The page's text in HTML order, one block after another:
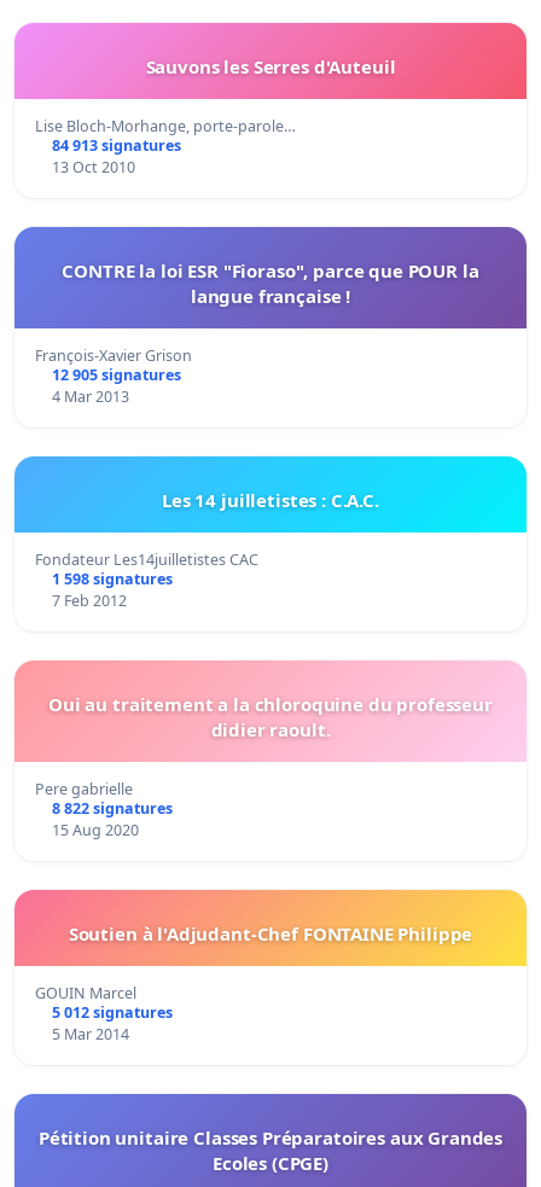
Sauvons les Serres d'Auteuil
Lise Bloch-Morhange, porte-parole…
84 913 signatures
13 Oct 2010
CONTRE la loi ESR "Fioraso", parce que POUR la
langue française !
François-Xavier Grison
12 905 signatures
4 Mar 2013
Les 14 juilletistes : C.A.C.
Fondateur Les14juilletistes CAC
1 598 signatures
7 Feb 2012
Oui au traitement a la chloroquine du professeur
didier raoult.
Pere gabrielle
8 822 signatures
15 Aug 2020
Soutien à l'Adjudant-Chef FONTAINE Philippe
GOUIN Marcel
5 012 signatures
5 Mar 2014
Pétition unitaire Classes Préparatoires aux Grandes
Ecoles (CPGE)